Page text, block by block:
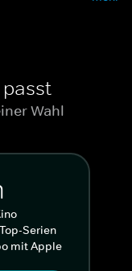
Wahl
Serien
mit Apple